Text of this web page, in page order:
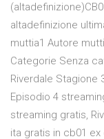
altadefinizione
muttia1 Autore
Categorie Senza
Riverdale Stagione
Episodio 4
streaming gratis,
ita gratis in cb01